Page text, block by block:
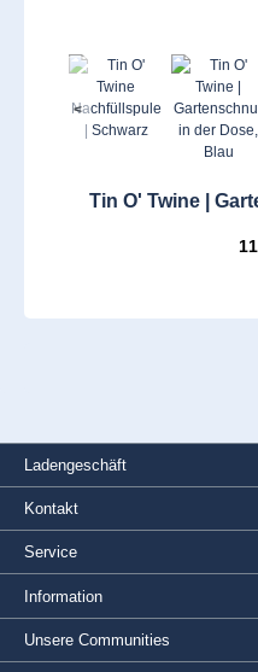
<
Tin O' Twine |
Ladengeschäft
Service
Information
Kontakt
Unsere Communities